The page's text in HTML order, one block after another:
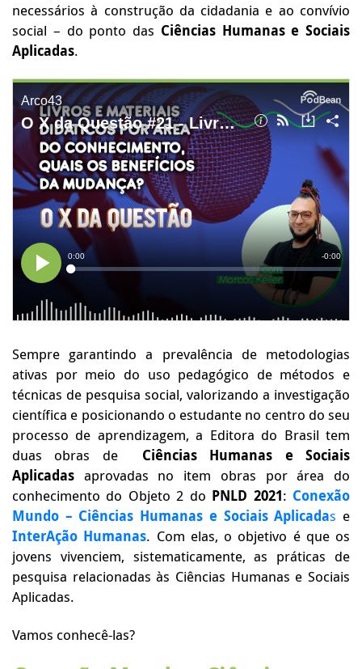
necessários à construção da cidadania e ao convívio
social – do ponto das Ciências Humanas e Sociais
Aplicadas.
Sempre garantindo a prevalência de metodologias
ativas por meio do uso pedagógico de métodos e
técnicas de pesquisa social, valorizando a investigação
científica e posicionando o estudante no centro do seu
processo de aprendizagem, a Editora do Brasil tem
duas obras de
Ciências Humanas e Sociais
Aplicadas aprovadas no item obras por área do
conhecimento do Objeto 2 do PNLD 2021: Conexão
Mundo – Ciências Humanas e Sociais Aplicadas e
InterAção Humanas. Com elas, o objetivo é que os
jovens vivenciem, sistematicamente, as práticas de
pesquisa relacionadas às Ciências Humanas e Sociais
Aplicadas.
Vamos conhecê-las?